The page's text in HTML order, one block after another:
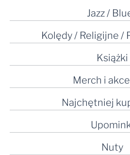
Jazz /
Kolędy / Religijne /
Książki
Merch i
Najchętniej
Nuty